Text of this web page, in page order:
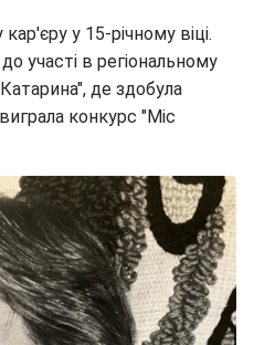
у 15-річному віці.
участі в регіональному
де здобула
конкурс "Міс